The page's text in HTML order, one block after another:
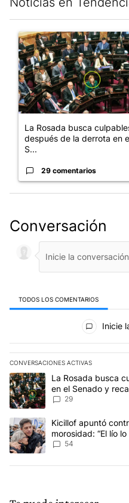
Un artículo de tendencia
La Rosada busca
después de la derrota en
S...
29 comentarios
Conversación
TODOS LOS COMENTARIOS
Todos los comentarios
Inicie
CONVERSACIONES ACTIVAS
Este listado muestra los
Un artículo de tendencia con
La Rosada busca
en el Senado y
29
Un artículo de tendencia con
Kicillof apuntó
morosidad: “El lío lo
54